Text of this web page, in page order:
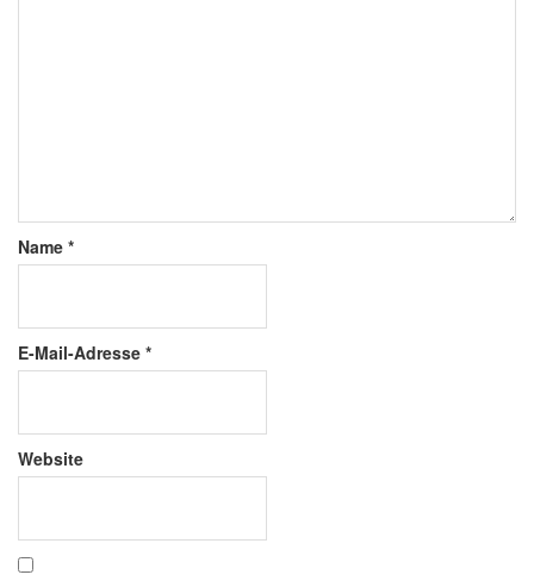
Name *
E-Mail-Adresse *
Website